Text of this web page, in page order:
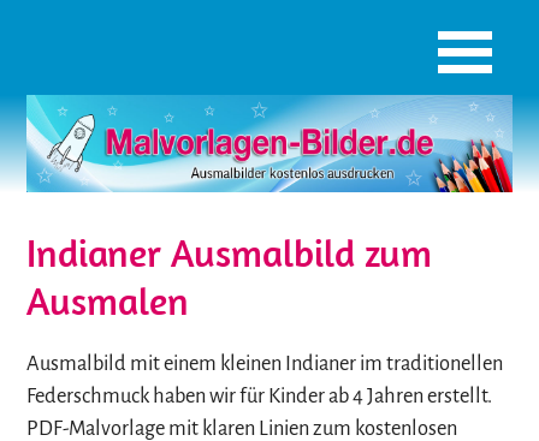
Indianer Ausmalbild zum
Ausmalen
Ausmalbild mit einem kleinen Indianer im traditionellen
Federschmuck haben wir für Kinder ab 4 Jahren erstellt.
PDF-Malvorlage mit klaren Linien zum kostenlosen